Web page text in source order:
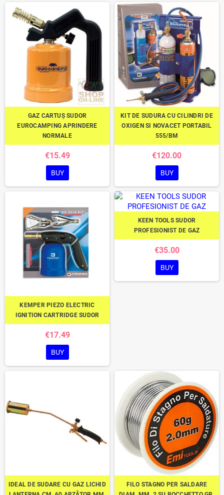
GAZ CARTUȘ SUDOR
EUROCAMPING APRINDERE
NORMALE
€15.49
BUY
KIT DE SUDURA CU CILINDRI DE
OXIGEN SI NOVACET PORTABIL
555/BM
€120.00
BUY
KEMPER PIEZO ELECTRIC
IGNITION CARTRIDGE SUDOR
€17.49
BUY
KEEN TOOLS SUDOR
PROFESIONIST DE GAZ
€35.00
BUY
IDEAL DE SUDARE CU GAZ LICHID
FILO STAGNO PER SALDARE